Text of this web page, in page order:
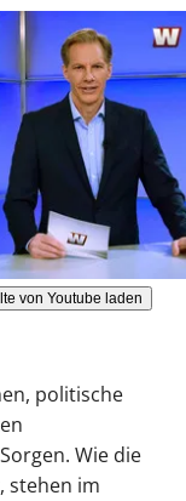
werden
von Youtube laden
politische
Wie die
stehen im